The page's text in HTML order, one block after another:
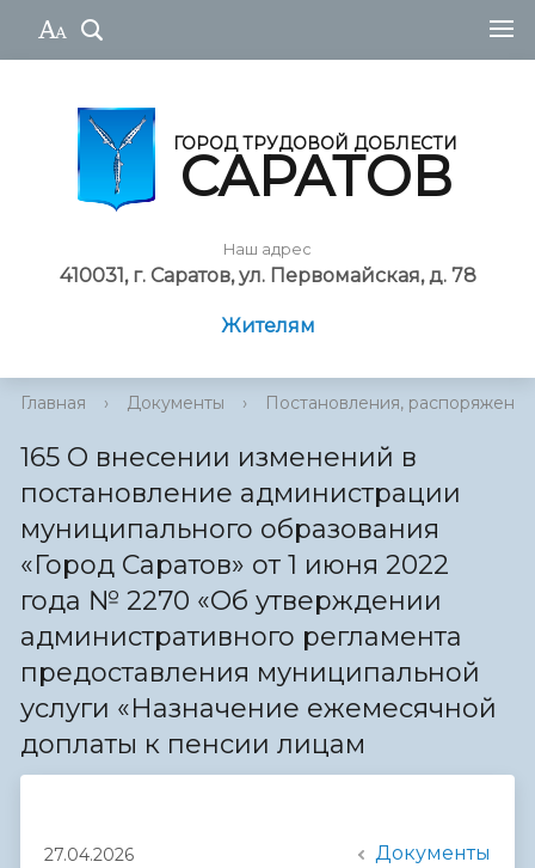
ГОРОД ТРУДОВОЙ ДОБЛЕСТИ
САРАТОВ
Наш адрес
410031, г. Саратов, ул. Первомайская, д. 78
Жителям
Главная › Документы › Постановления, распоряжения
165 О внесении изменений в
постановление администрации
муниципального образования
«Город Саратов» от 1 июня 2022
года № 2270 «Об утверждении
административного регламента
предоставления муниципальной
услуги «Назначение ежемесячной
доплаты к пенсии лицам
27.04.2026 Документы